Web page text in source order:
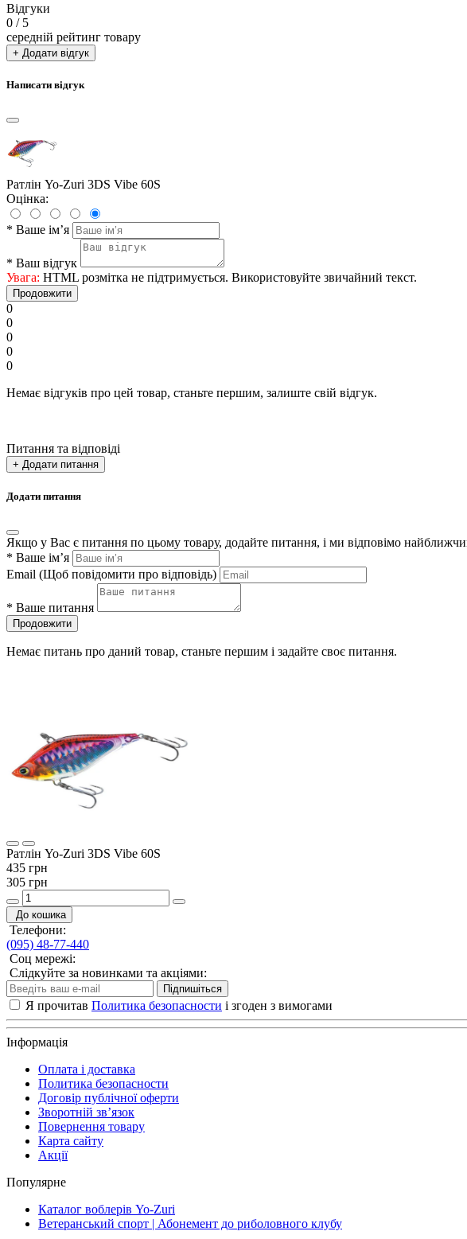
Відгуки
0 / 5
середній рейтинг товару
+ Додати відгук
Написати відгук
Ратлін Yo-Zuri 3DS Vibe 60S
Оцінка:
* Ваше ім’я
* Ваш відгук
Увага: HTML розмітка не підтримується. Використовуйте звичайний текст.
Продовжити
0
0
0
0
0
Немає відгуків про цей товар, станьте першим, залиште свій відгук.
Питання та відповіді
+ Додати питання
Додати питання
Якщо у Вас є питання по цьому товару, додайте питання, і ми відповімо
* Ваше ім’я
Email (Щоб повідомити про відповідь)
* Ваше питання
Продовжити
Немає питань про даний товар, станьте першим і задайте своє питання.
Ратлін Yo-Zuri 3DS Vibe 60S
435 грн
305 грн
До кошика
Телефони:
(095) 48-77-440
Соц мережі:
Слідкуйте за новинками та акціями:
Підпишіться
Я прочитав Политика безопасности і згоден з вимогами
Інформація
Оплата і доставка
Политика безопасности
Договір публічної оферти
Зворотній зв’язок
Повернення товару
Карта сайту
Акції
Популярне
Каталог воблерів Yo-Zuri
Ветеранський спорт | Абонемент до риболовного клубу